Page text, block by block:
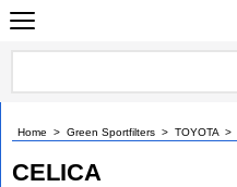
Home > Green Sportfilters > TOYOTA >
CELICA